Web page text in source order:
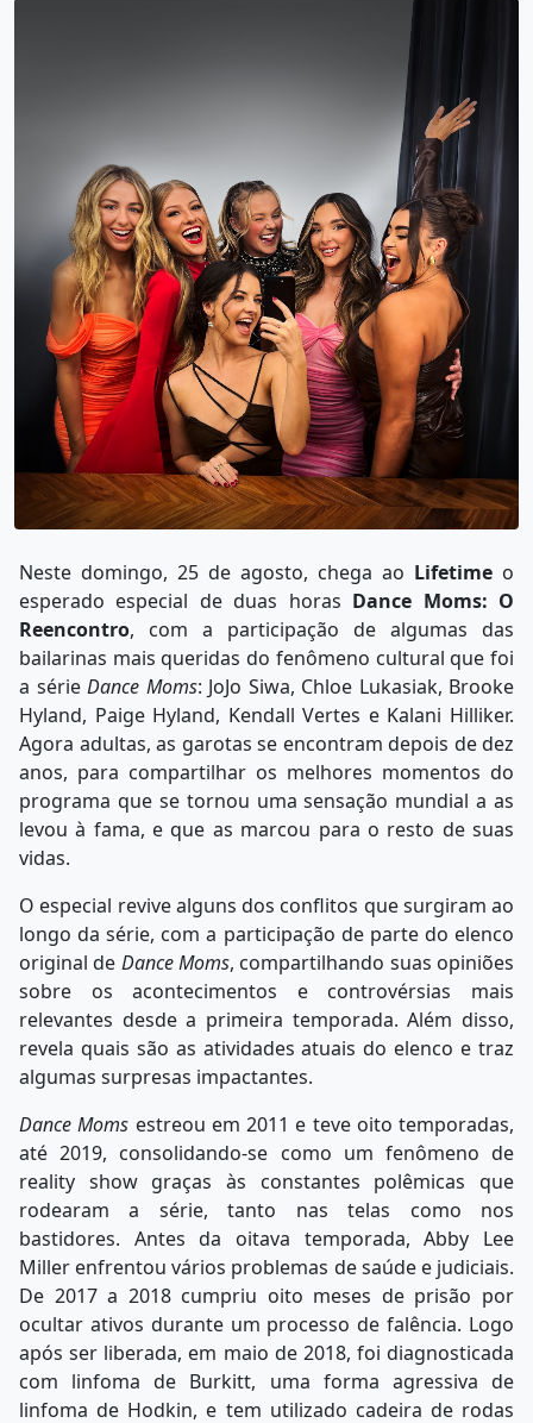
Neste domingo, 25 de agosto, chega ao Lifetime o
esperado especial de duas horas Dance Moms: O
Reencontro, com a participação de algumas das
bailarinas mais queridas do fenômeno cultural que foi
a série Dance Moms: JoJo Siwa, Chloe Lukasiak, Brooke
Hyland, Paige Hyland, Kendall Vertes e Kalani Hilliker.
Agora adultas, as garotas se encontram depois de dez
anos, para compartilhar os melhores momentos do
programa que se tornou uma sensação mundial a as
levou à fama, e que as marcou para o resto de suas
vidas.
O especial revive alguns dos conflitos que surgiram ao
longo da série, com a participação de parte do elenco
original de Dance Moms, compartilhando suas opiniões
sobre os acontecimentos e controvérsias mais
relevantes desde a primeira temporada. Além disso,
revela quais são as atividades atuais do elenco e traz
algumas surpresas impactantes.
Dance Moms estreou em 2011 e teve oito temporadas,
até 2019, consolidando-se como um fenômeno de
reality show graças às constantes polêmicas que
rodearam a série, tanto nas telas como nos
bastidores. Antes da oitava temporada, Abby Lee
Miller enfrentou vários problemas de saúde e judiciais.
De 2017 a 2018 cumpriu oito meses de prisão por
ocultar ativos durante um processo de falência. Logo
após ser liberada, em maio de 2018, foi diagnosticada
com linfoma de Burkitt, uma forma agressiva de
linfoma de Hodkin, e tem utilizado cadeira de rodas